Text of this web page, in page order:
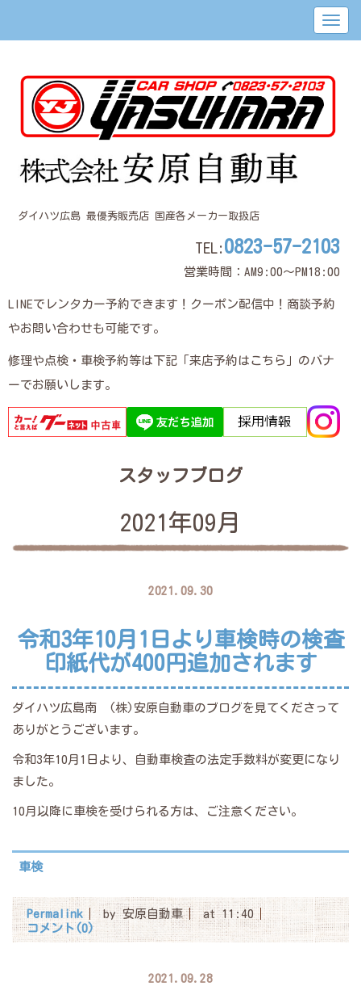
ダイハツ広島 最優秀販売店 国産各メーカー取扱店
TEL: 0823-57-2103
営業時間：AM9:00～PM18:00
LINEでレンタカー予約できます！クーポン配信中！商談予約
やお問い合わせも可能です。
修理や点検・車検予約等は下記「来店予約はこちら」のバナ
ーでお願いします。
スタッフブログ
2021年09月
2021.09.30
令和3年10月1日より車検時の検査
印紙代が400円追加されます
ダイハツ広島南 (株)安原自動車のブログを見てくださって
ありがとうございます。
令和3年10月1日より、自動車検査の法定手数料が変更になり
ました。
10月以降に車検を受けられる方は、ご注意ください。
車検
Permalink by 安原自動車
at 11:40
コメント(0)
2021.09.28